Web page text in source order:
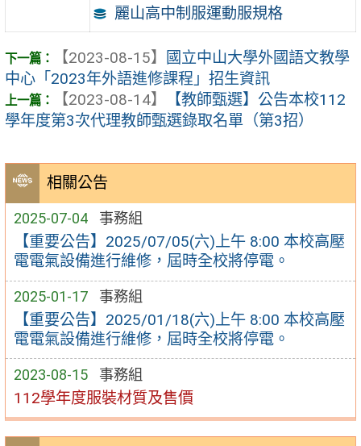
相關公告
2025-07-04 事務組
【重要公告】2025/07/05(六)上午 8:00 本校高壓
電電氣設備進行維修，屆時全校將停電。
2025-01-17 事務組
【重要公告】2025/01/18(六)上午 8:00 本校高壓
電電氣設備進行維修，屆時全校將停電。
2023-08-15 事務組
112學年度服裝材質及售價
麗山高中制服運動服規格
【2023-08-15】
國立中山大學外國語文教學
中心「2023年外語進修課程」招生資訊
【2023-08-14】
【教師甄選】公告本校112
學年度第3次代理教師甄選錄取名單（第3招）